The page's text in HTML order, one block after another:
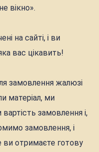
вікно».
на сайті, і ви
вас цікавить!
замовлення жалюзі
матеріал, ми
замовлення і,
замовлення, і
отримаєте готову